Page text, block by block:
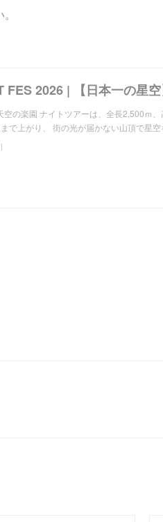
空の楽園 ナイトツアーは、全長2,500ｍ
で上がり、 街の光が届かない山頂で星